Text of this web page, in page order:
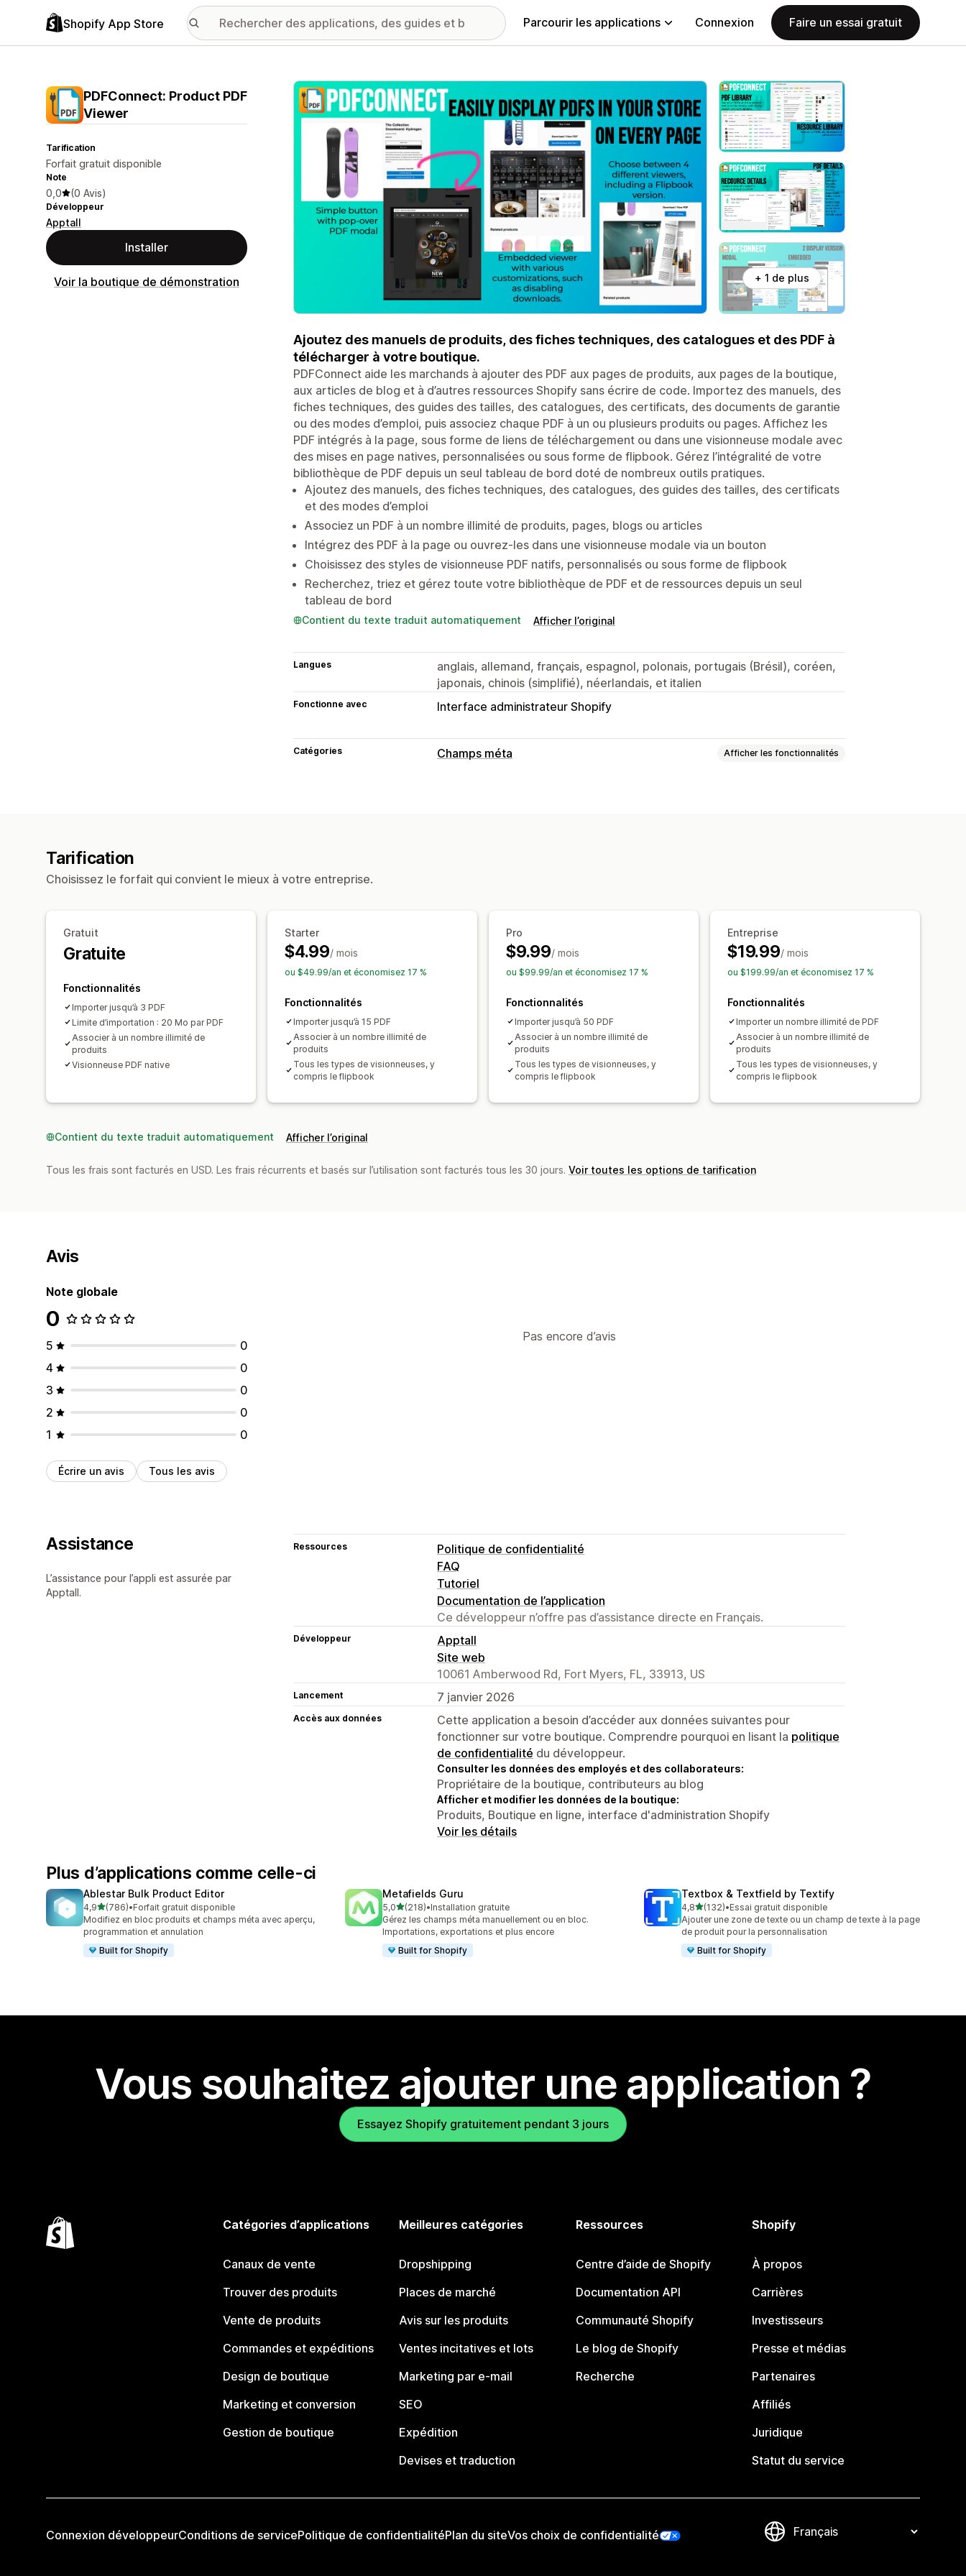
Shopify App Store Parcourir les applications Connexion Faire un essai gratuit
PDFConnect: Product PDF
Viewer
Tarification
Forfait gratuit disponible
Note
0,0 (0 Avis)
Développeur
Apptall
Installer
Voir la boutique de démonstration
Galerie d’images vedette
+ 1 de plus
Ajoutez des manuels de produits, des fiches techniques, des catalogues et des PDF à
télécharger à votre boutique.
PDFConnect aide les marchands à ajouter des PDF aux pages de produits, aux pages de la boutique,
aux articles de blog et à d’autres ressources Shopify sans écrire de code. Importez des manuels, des
fiches techniques, des guides des tailles, des catalogues, des certificats, des documents de garantie
ou des modes d’emploi, puis associez chaque PDF à un ou plusieurs produits ou pages. Affichez les
PDF intégrés à la page, sous forme de liens de téléchargement ou dans une visionneuse modale avec
des mises en page natives, personnalisées ou sous forme de flipbook. Gérez l’intégralité de votre
bibliothèque de PDF depuis un seul tableau de bord doté de nombreux outils pratiques.
Ajoutez des manuels, des fiches techniques, des catalogues, des guides des tailles, des certificats
et des modes d’emploi
Associez un PDF à un nombre illimité de produits, pages, blogs ou articles
Intégrez des PDF à la page ou ouvrez-les dans une visionneuse modale via un bouton
Choisissez des styles de visionneuse PDF natifs, personnalisés ou sous forme de flipbook
Recherchez, triez et gérez toute votre bibliothèque de PDF et de ressources depuis un seul
tableau de bord
Contient du texte traduit automatiquement Afficher l’original
Langues
anglais, allemand, français, espagnol, polonais, portugais (Brésil), coréen,
japonais, chinois (simplifié), néerlandais, et italien
Fonctionne avec Interface administrateur Shopify
Catégories Champs méta Afficher les fonctionnalités
Tarification
Choisissez le forfait qui convient le mieux à votre entreprise.
Gratuit
Gratuite
Fonctionnalités
Importer jusqu’à 3 PDF
Limite d’importation : 20 Mo par PDF
Associer à un nombre illimité de
produits
Visionneuse PDF native
Starter
$4.99/ mois
ou $49.99/an et économisez 17 %
Fonctionnalités
Importer jusqu’à 15 PDF
Associer à un nombre illimité de
produits
Tous les types de visionneuses, y
compris le flipbook
Pro
$9.99/ mois
ou $99.99/an et économisez 17 %
Fonctionnalités
Importer jusqu’à 50 PDF
Associer à un nombre illimité de
produits
Tous les types de visionneuses, y
compris le flipbook
Entreprise
$19.99/ mois
ou $199.99/an et économisez 17 %
Fonctionnalités
Importer un nombre illimité de PDF
Associer à un nombre illimité de
produits
Tous les types de visionneuses, y
compris le flipbook
Contient du texte traduit automatiquement Afficher l’original
Tous les frais sont facturés en USD. Les frais récurrents et basés sur l’utilisation sont facturés tous les 30 jours. Voir toutes les options de tarification
Avis
Note globale
0
5
0
4
0
3
0
2
0
1
0
Écrire un avis Tous les avis
Pas encore d’avis
Assistance
L’assistance pour l’appli est assurée par
Apptall.
Ressources
Politique de confidentialité
FAQ
Tutoriel
Documentation de l’application
Ce développeur n’offre pas d’assistance directe en Français.
Développeur
Apptall
Site web
10061 Amberwood Rd, Fort Myers, FL, 33913, US
Lancement 7 janvier 2026
Accès aux données
Cette application a besoin d’accéder aux données suivantes pour
fonctionner sur votre boutique. Comprendre pourquoi en lisant la politique
de confidentialité du développeur.
Consulter les données des employés et des collaborateurs:
Propriétaire de la boutique, contributeurs au blog
Afficher et modifier les données de la boutique:
Produits, Boutique en ligne, interface d'administration Shopify
Voir les détails
Plus d’applications comme celle-ci
Ablestar Bulk Product Editor
4,9étoile(s) sur 5
(786)
786 avis au total
•Forfait gratuit disponible
Modifiez en bloc produits et champs méta avec aperçu,
programmation et annulation
Built for Shopify
Metafields Guru
5,0étoile(s) sur 5
(218)
218 avis au total
•Installation gratuite
Gérez les champs méta manuellement ou en bloc.
Importations, exportations et plus encore
Built for Shopify
Textbox & Textfield by Textify
4,8étoile(s) sur 5
(132)
132 avis au total
•Essai gratuit disponible
Ajouter une zone de texte ou un champ de texte à la page
de produit pour la personnalisation
Built for Shopify
Vous souhaitez ajouter une application ?
Essayez Shopify gratuitement pendant 3 jours
Catégories d’applications
Canaux de vente
Trouver des produits
Vente de produits
Commandes et expéditions
Design de boutique
Marketing et conversion
Gestion de boutique
Meilleures catégories
Dropshipping
Places de marché
Avis sur les produits
Ventes incitatives et lots
Marketing par e-mail
SEO
Expédition
Devises et traduction
Ressources
Centre d’aide de Shopify
Documentation API
Communauté Shopify
Le blog de Shopify
Recherche
Shopify
À propos
Carrières
Investisseurs
Presse et médias
Partenaires
Affiliés
Juridique
Statut du service
Connexion développeurConditions de servicePolitique de confidentialitéPlan du siteVos choix de confidentialité